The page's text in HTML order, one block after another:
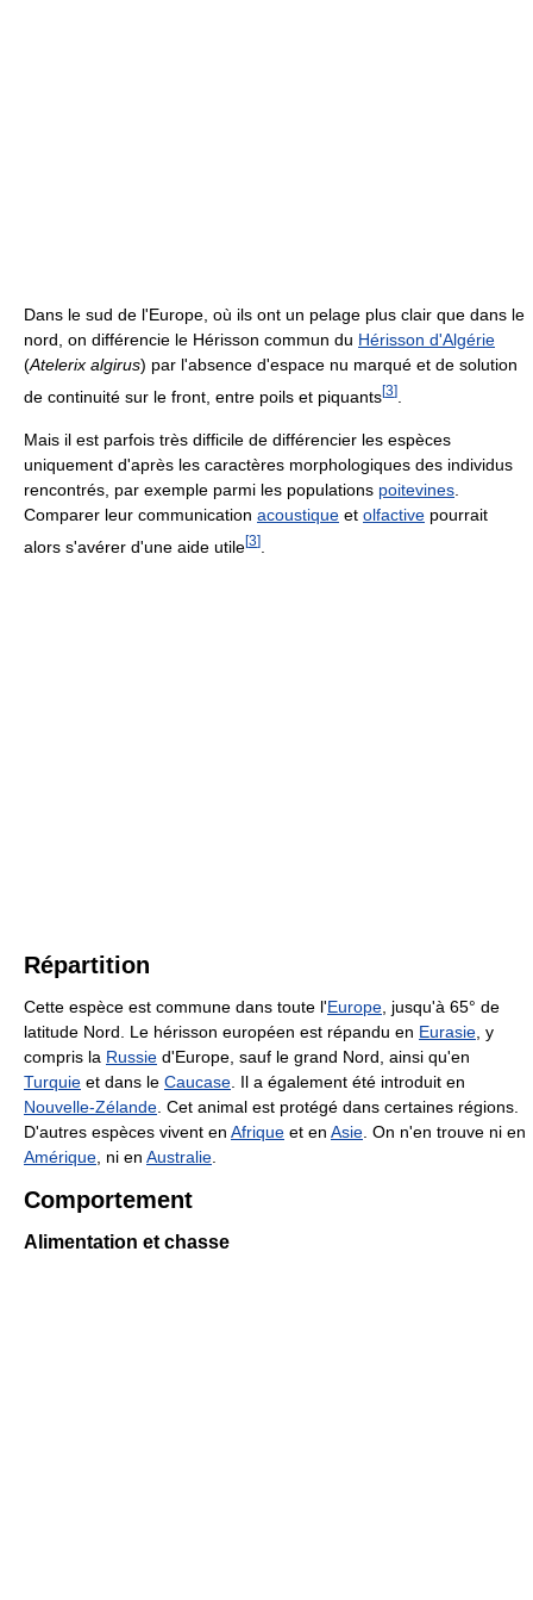
Dans le sud de l'Europe, où ils ont un pelage plus clair que dans le
nord, on différencie le Hérisson commun du Hérisson d'Algérie
(Atelerix algirus) par l'absence d'espace nu marqué et de solution
de continuité sur le front, entre poils et piquants[3]
Mais il est parfois très difficile de différencier les espèces
uniquement d'après les caractères morphologiques des individus
rencontrés, par exemple parmi les populations poitevines
Comparer leur communication acoustique et olfactive pourrait
alors s'avérer d'une aide utile[3]
Répartition
Cette espèce est commune dans toute l'Europe , jusqu'à 65° de
latitude Nord. Le hérisson européen est répandu en Eurasie , y
compris la Russie d'Europe, sauf le grand Nord, ainsi qu'en
Turquie et dans le Caucase . Il a également été introduit en
Nouvelle-Zélande . Cet animal est protégé dans certaines régions.
D'autres espèces vivent en Afrique et en Asie . On n'en trouve ni en
Amérique , ni en Australie
Comportement
Alimentation et chasse